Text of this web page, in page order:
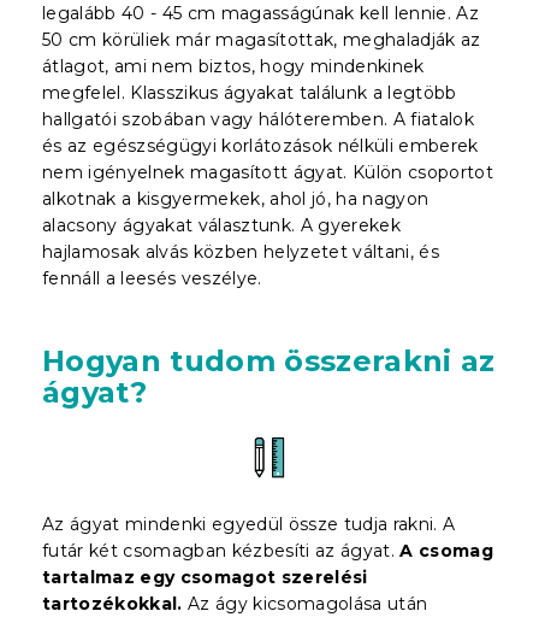
legalább 40 - 45 cm magasságúnak kell lennie. Az
50 cm körüliek már magasítottak, meghaladják az
átlagot, ami nem biztos, hogy mindenkinek
megfelel. Klasszikus ágyakat találunk a legtöbb
hallgatói szobában vagy hálóteremben. A fiatalok
és az egészségügyi korlátozások nélküli emberek
nem igényelnek magasított ágyat. Külön csoportot
alkotnak a kisgyermekek, ahol jó, ha nagyon
alacsony ágyakat választunk. A gyerekek
hajlamosak alvás közben helyzetet váltani, és
fennáll a leesés veszélye.
Hogyan tudom összerakni az
ágyat?
Az ágyat mindenki egyedül össze tudja rakni. A
futár két csomagban kézbesíti az ágyat.A csomag
tartalmaz egy csomagot szerelési
tartozékokkal. Az ágy kicsomagolása után